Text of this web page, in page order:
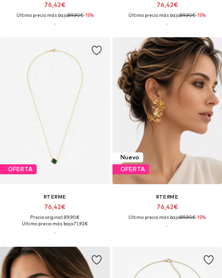
76,42€
Último precio más bajo:89,90€-15%
76,42€
Último precio más bajo:89,90€-15%
OFERTA
RTERME
76,42€
Precio original: 89,90€
Último precio más bajo:71,92€
Nuevo
OFERTA
RTERME
76,42€
Último precio más bajo:89,90€-15%